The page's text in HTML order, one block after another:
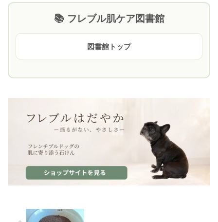
📚 フレブル肌ケア図書館
図書館トップ